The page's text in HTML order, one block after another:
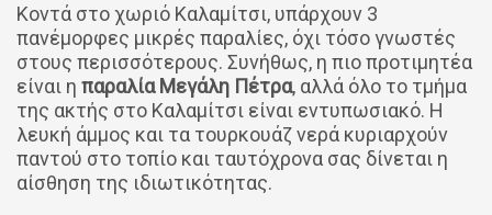
Κοντά στο χωριό Καλαμίτσι, υπάρχουν 3
πανέμορφες μικρές παραλίες, όχι τόσο γνωστές
στους περισσότερους. Συνήθως, η πιο προτιμητέα
είναι η παραλία Μεγάλη Πέτρα, αλλά όλο το τμήμα
της ακτής στο Καλαμίτσι είναι εντυπωσιακό. Η
λευκή άμμος και τα τουρκουάζ νερά κυριαρχούν
παντού στο τοπίο και ταυτόχρονα σας δίνεται η
αίσθηση της ιδιωτικότητας.